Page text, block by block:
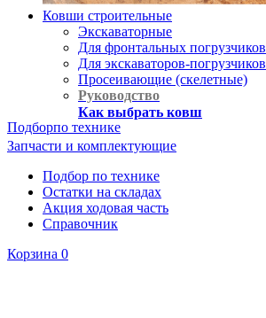
Ковши строительные
Экскаваторные
Для фронтальных погрузчиков
Для экскаваторов-погрузчиков
Просеивающие (скелетные)
Руководство
Как выбрать ковш
Подборпо технике
Запчасти и комплектующие
Подбор по технике
Остатки на складах
Акция ходовая часть
Справочник
Корзина 0